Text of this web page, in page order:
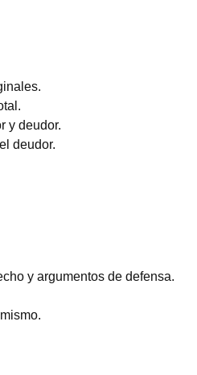
y deudor.
deudor.
y argumentos de defensa.